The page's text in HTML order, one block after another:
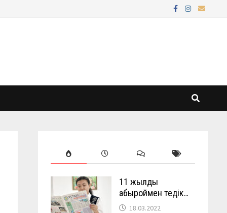
11 жылды
абыроймен өтедік…
18.03.2022